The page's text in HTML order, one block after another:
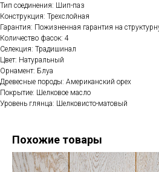
Тип соединения: Шип-паз
Конструкция: Трехслойная
Гарантия: Пожизненная гарантия на
Количество фасок: 4
Селекция: Традишинал
Цвет: Натуральный
Орнамент: Блуа
Древесные породы: Американский орех
Покрытие: Шелковое масло
Уровень глянца: Шелковисто-матовый
Похожие товары